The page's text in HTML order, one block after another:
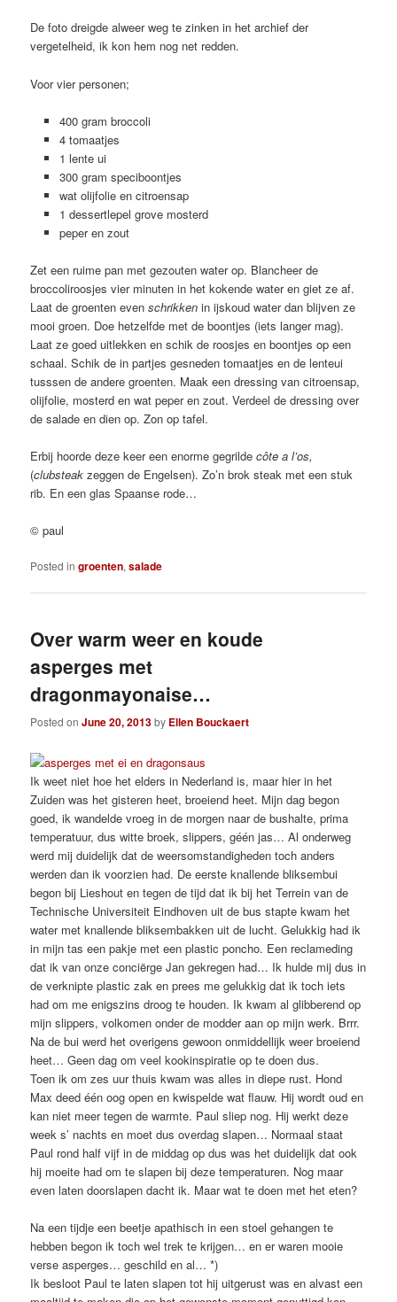
De foto dreigde alweer weg te zinken in het archief der
vergetelheid, ik kon hem nog net redden.
Voor vier personen;
400 gram broccoli
4 tomaatjes
1 lente ui
300 gram speciboontjes
wat olijfolie en citroensap
1 dessertlepel grove mosterd
peper en zout
Zet een ruime pan met gezouten water op. Blancheer de
broccoliroosjes vier minuten in het kokende water en giet ze af.
Laat de groenten evenschrikkenin ijskoud water dan blijven ze
mooi groen. Doe hetzelfde met de boontjes (iets langer mag).
Laat ze goed uitlekken en schik de roosjes en boontjes op een
schaal. Schik de in partjes gesneden tomaatjes en de lenteui
tusssen de andere groenten. Maak een dressing van citroensap,
olijfolie, mosterd en wat peper en zout. Verdeel de dressing over
de salade en dien op. Zon op tafel.
Erbij hoorde deze keer een enorme gegrildecôte a l’os,
(clubsteak zeggen de Engelsen). Zo’n brok steak met een stuk
rib. En een glas Spaanse rode…
© paul
Posted in groenten,salade
Over warm weer en koude
asperges met
dragonmayonaise…
Posted onJune 20, 2013by Ellen Bouckaert
Ik weet niet hoe het elders in Nederland is, maar hier in het
Zuiden was het gisteren heet, broeiend heet. Mijn dag begon
goed, ik wandelde vroeg in de morgen naar de bushalte, prima
temperatuur, dus witte broek, slippers, géén jas… Al onderweg
werd mij duidelijk dat de weersomstandigheden toch anders
werden dan ik voorzien had. De eerste knallende bliksembui
begon bij Lieshout en tegen de tijd dat ik bij het Terrein van de
Technische Universiteit Eindhoven uit de bus stapte kwam het
water met knallende bliksembakken uit de lucht. Gelukkig had ik
in mijn tas een pakje met een plastic poncho. Een reclameding
dat ik van onze conciërge Jan gekregen had… Ik hulde mij dus in
de verknipte plastic zak en prees me gelukkig dat ik toch iets
had om me enigszins droog te houden. Ik kwam al glibberend op
mijn slippers, volkomen onder de modder aan op mijn werk. Brrr.
Na de bui werd het overigens gewoon onmiddellijk weer broeiend
heet… Geen dag om veel kookinspiratie op te doen dus.
Toen ik om zes uur thuis kwam was alles in diepe rust. Hond
Max deed één oog open en kwispelde wat flauw. Hij wordt oud en
kan niet meer tegen de warmte. Paul sliep nog. Hij werkt deze
week s’ nachts en moet dus overdag slapen… Normaal staat
Paul rond half vijf in de middag op dus was het duidelijk dat ook
hij moeite had om te slapen bij deze temperaturen. Nog maar
even laten doorslapen dacht ik. Maar wat te doen met het eten?
Na een tijdje een beetje apathisch in een stoel gehangen te
hebben begon ik toch wel trek te krijgen… en er waren mooie
verse asperges… geschild en al… *)
Ik besloot Paul te laten slapen tot hij uitgerust was en alvast een